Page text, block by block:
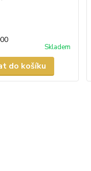
Skladem
do košíku